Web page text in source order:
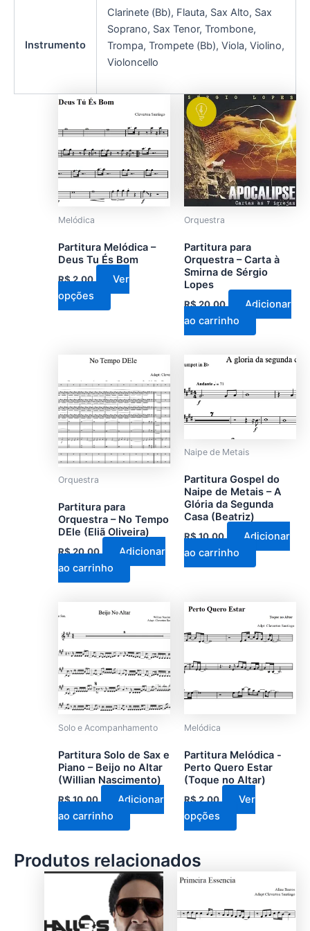
Instrumento
Clarinete (Bb), Flauta, Sax Alto, Sax
Soprano, Sax Tenor, Trombone,
Trompa, Trompete (Bb), Viola, Violino,
Violoncello
Melódica
Partitura Melódica –
Deus Tu És Bom
R$2,00
Ver
opções
Este
produto
tem
várias
variantes.
opções
escolhidas
na
página
Orquestra
Partitura para
Orquestra – Carta à
Smirna de Sérgio
Lopes
R$20,00
Adicionar
ao carrinho
Orquestra
Partitura para
Orquestra – No Tempo
DEle (Eliã Oliveira)
R$20,00
Adicionar
ao carrinho
Naipe de Metais
Partitura Gospel do
Naipe de Metais – A
Glória da Segunda
Casa (Beatriz)
R$10,00
Adicionar
ao carrinho
Solo e Acompanhamento
Partitura Solo de Sax e
Piano – Beijo no Altar
(Willian Nascimento)
R$10,00
Adicionar
ao carrinho
Melódica
Partitura Melódica -
Perto Quero Estar
(Toque no Altar)
R$2,00
Ver
opções
Este
produto
tem
várias
variantes.
As
escolhidas
na
página
produto
Produtos relacionados
Este
produto
tem
Este
produto
tem